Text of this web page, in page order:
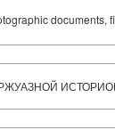
documents,